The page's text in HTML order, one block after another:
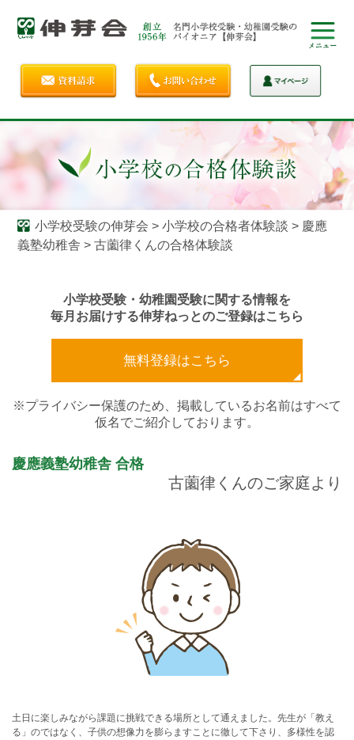
小学校受験の伸芽会 > 小学校の合格者体験談 > 慶應
義塾幼稚舎 > 古薗律くんの合格体験談
小学校受験・幼稚園受験に関する情報を
毎月お届けする伸芽ねっとのご登録はこちら
無料登録はこちら
※プライバシー保護のため、掲載しているお名前はすべて
仮名でご紹介しております。
慶應義塾幼稚舎 合格
古薗律くんのご家庭より
土日に楽しみながら課題に挑戦できる場所として通えました。先生が「教え
る」のではなく、子供の想像力を膨らますことに徹して下さり、多様性を認